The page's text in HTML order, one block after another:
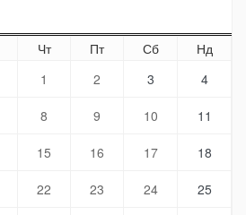
Чт Пт Сб
Нд
1
2 3 4
8 9 10 11
15 16 17 18
22 23 24 25